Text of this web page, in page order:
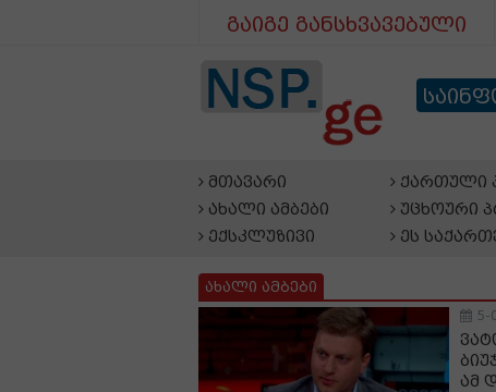
გაიგე განსხვავებული
მთავარი
ახალი ამბები
ექსკლუზივი
ქართული
უცხოური
ეს
ახალი ამბები
5-
ამ